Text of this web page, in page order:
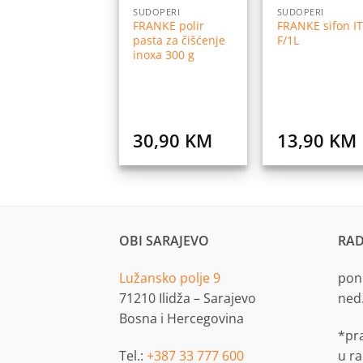
SUDOPERI
FRANKE polir
pasta za čišćenje
inoxa 300 g
30,90 KM
SUDOPERI
FRANKE sifon IT
F/1L
13,90 KM
OBI SARAJEVO
Lužansko polje 9
71210 Ilidža – Sarajevo
Bosna i Hercegovina
Tel.: +387 33 777 600
u